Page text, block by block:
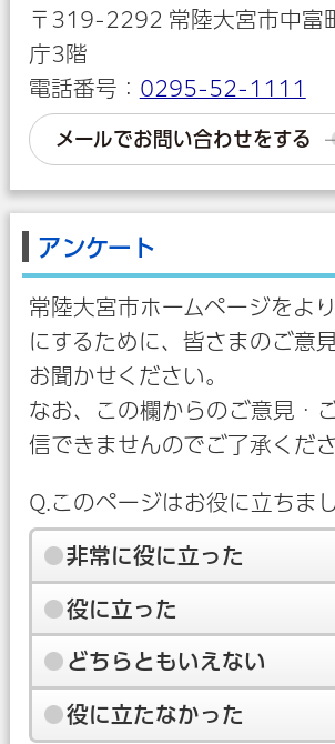
〒319-2292 常陸大宮市中富
庁3階
電話番号： 0295-52-1111
メールでお問い合わせをする
アンケート
常陸大宮市ホームページをよ
にするために、皆さまのご意
お聞かせください。
なお、この欄からのご意見・
信できませんのでご了承くださ
Q.このページはお役に立ちま
非常に役に立った
役に立った
どちらともいえない
役に立たなかった